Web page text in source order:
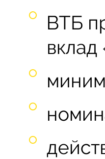
ВТБ